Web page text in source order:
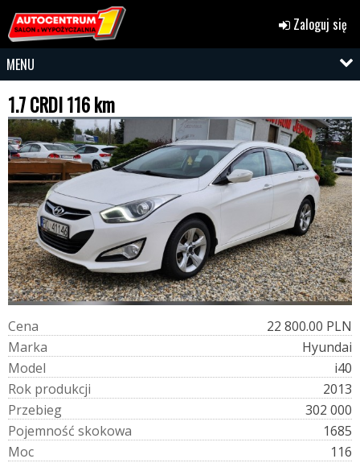
Zaloguj się
MENU
1.7 CRDI 116 km
Cena
22 800.00 PLN
Marka
Hyundai
Model
i40
Rok produkcji
2013
Przebieg
302 000
Pojemność skokowa
1685
Moc
116